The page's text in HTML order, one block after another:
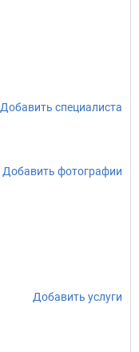
Добавить специалиста
Добавить фотографии
Добавить услуги